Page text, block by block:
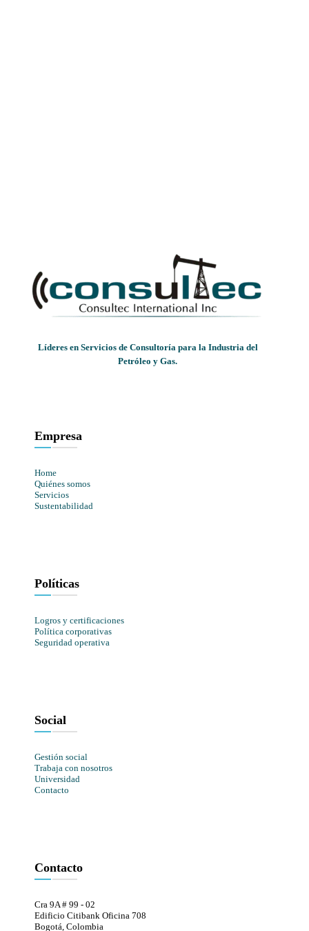
Líderes en Servicios de Consultoría para la Industria del
Petróleo y Gas.
Empresa
Home
Quiénes somos
Servicios
Sustentabilidad
Políticas
Logros y certificaciones
Política corporativas
Seguridad operativa
Social
Gestión social
Trabaja con nosotros
Universidad
Contacto
Contacto
Cra 9A # 99 - 02
Edificio Citibank Oficina 708
Bogotá, Colombia